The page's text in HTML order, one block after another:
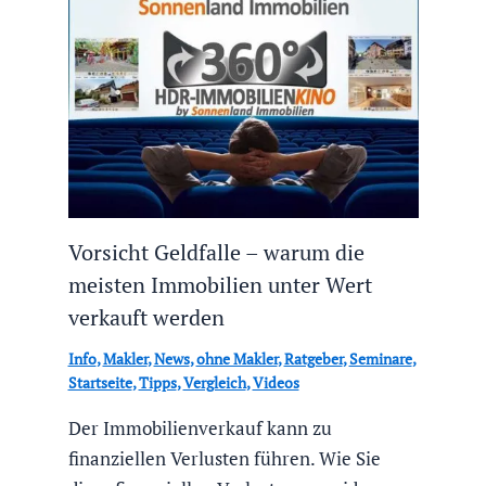
Vorsicht Geldfalle – warum die
meisten Immobilien unter Wert
verkauft werden
Info,Makler,News,ohne Makler,Ratgeber,Seminare,
Startseite,Tipps,Vergleich,Videos
Der Immobilienverkauf kann zu
finanziellen Verlusten führen. Wie Sie